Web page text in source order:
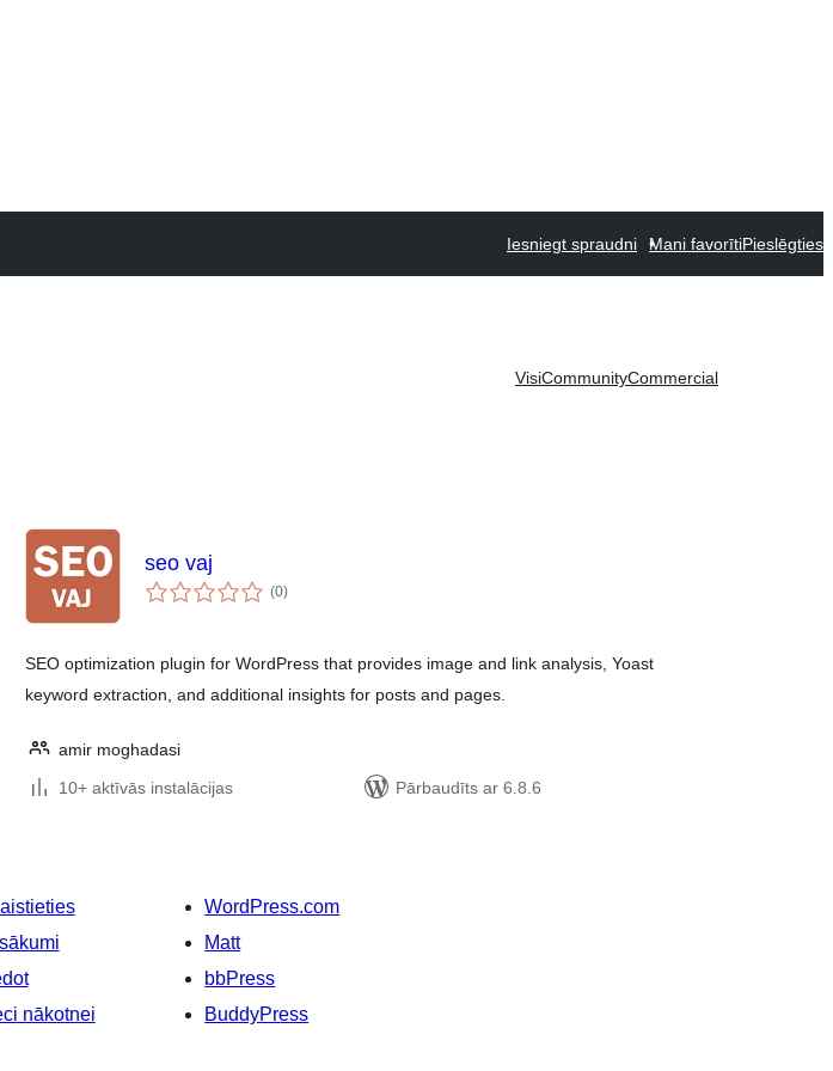
Iesniegt spraudni Mani favorītiPieslēgties
VisiCommunityCommercial
seo vaj
(0vērtējumu
kopsumma
)
SEO optimization plugin for WordPress that provides image and link analysis, Yoast
keyword extraction, and additional insights for posts and pages.
amir moghadasi
10+ aktīvās instalācijas
Pārbaudīts ar 6.8.6
nākotnei
WordPress.com
Matt
bbPress
BuddyPress